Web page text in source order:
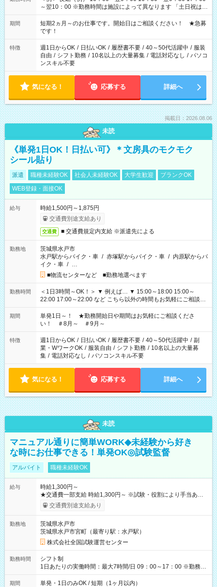
～翌10：00 ※勤務時間は施設によって異なります 「土日祝は休
みたい」 「しっかり稼ぎたい」 「もう少し遅い時間から始めた
い」など ご希望にあったお仕事をご案内いたします。 ※未経験
の方の場合は1～2ヶ月間は日中での仕事を経験いただき、 お
仕事に慣れてからの夜勤になります。 ★家庭の都合でお休みが
必要な場合も遠慮なくご相談ください。
期間
短期2ヵ月～のお仕事です。開始日はご相談ください！ ★急募
です！
特徴 週1日からOK / 日払いOK / 履歴書不要 / 40～50代活躍中 / 服装
自由 / シフト勤務 / 10名以上の大量募集 / 電話対応なし / パソコ
ンスキル不要
気になる！ 応募する 詳細へ
掲載日：2026.08.06
未読
《単発1日OK！日払い可》＊文房具のモクモク
シール貼り
派遣 職種未経験OK 社会人未経験OK 大学生歓迎
ブランクOK
WEB登録・面接OK
給与
時給1,500円～1,875円
交通費別途支給あり
交通費 ■ 交通費規定内支給 ※派遣先による
勤務地
茨城県水戸市
水戸駅からバイク・車 / 赤塚駅からバイク・車 / 内原駅からバ
イク・車 / …
■物流センターなど ■勤務地選べます
勤務時間
＜1日3時間～OK！＞ ▼ 例えば… ▼ 15:00～18:00 15:00～
22:00 17:00～22:00 など こちら以外の時間もお気軽にご相談く
ださい！
期間
単発1日～！ ★勤務開始日や期間はお気軽にご相談くださ
い！ ＃8月～ ＃9月～
特徴 週1日からOK / 日払いOK / 履歴書不要 / 40～50代活躍中 / 副
業・WワークOK / 服装自由 / シフト勤務 / 10名以上の大量募
集 / 電話対応なし / パソコンスキル不要
気になる！ 応募する 詳細へ
未読
マニュアル通りに簡単WORK◆未経験から好き
な時にお仕事できる！単発OK◎試験監督
アルバイト 職種未経験OK
給与
時給1,300円～
★交通費一部支給 時給1,300円～ ※試験・役割により手当あり
※勤務回数により昇給あり 【即給（前払い）オプションあ
り！】 希望される場合、勤務から1週間ほどで給与の一部を受け
例】 ・河合塾模擬試験 8:30～17:30（休憩1時間） 時給1,300円
×8時間＝日収10,400円＋交通費 ※当日の役割により時給＋100
円の場合あり ・国家試験 7:00～13:30（休憩なし） 時給1,300
円（役割手当＋100円）×6時間＝日収8,400円＋交通費 【試用期
間】試用期間なし
交通費別途支給あり
勤務地
茨城県水戸市
茨城県水戸市宮町（最寄り駅：水戸駅）
株式会社全国試験運営センター
勤務時間
シフト制
1日あたりの実働時間：最大7時間/日 09：00～17：00 ※勤務時
間は 試験により異なります。
期間 単発・1日のみOK / 短期（1ヶ月以内）